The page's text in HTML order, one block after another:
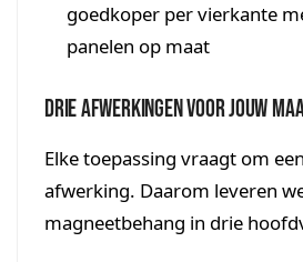
goedkoper per vierkante
panelen op maat
Drie afwerkingen voor jouw
Elke toepassing vraagt om
afwerking. Daarom leveren
magneetbehang in drie